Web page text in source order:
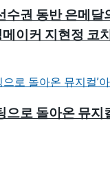
권 동반 은메달
이커 지현정 코
로 돌아온 뮤지